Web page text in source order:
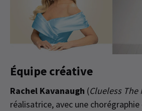
Équipe créative
Rachel Kavanaugh (Clueless The
réalisatrice, avec une chorégraphie